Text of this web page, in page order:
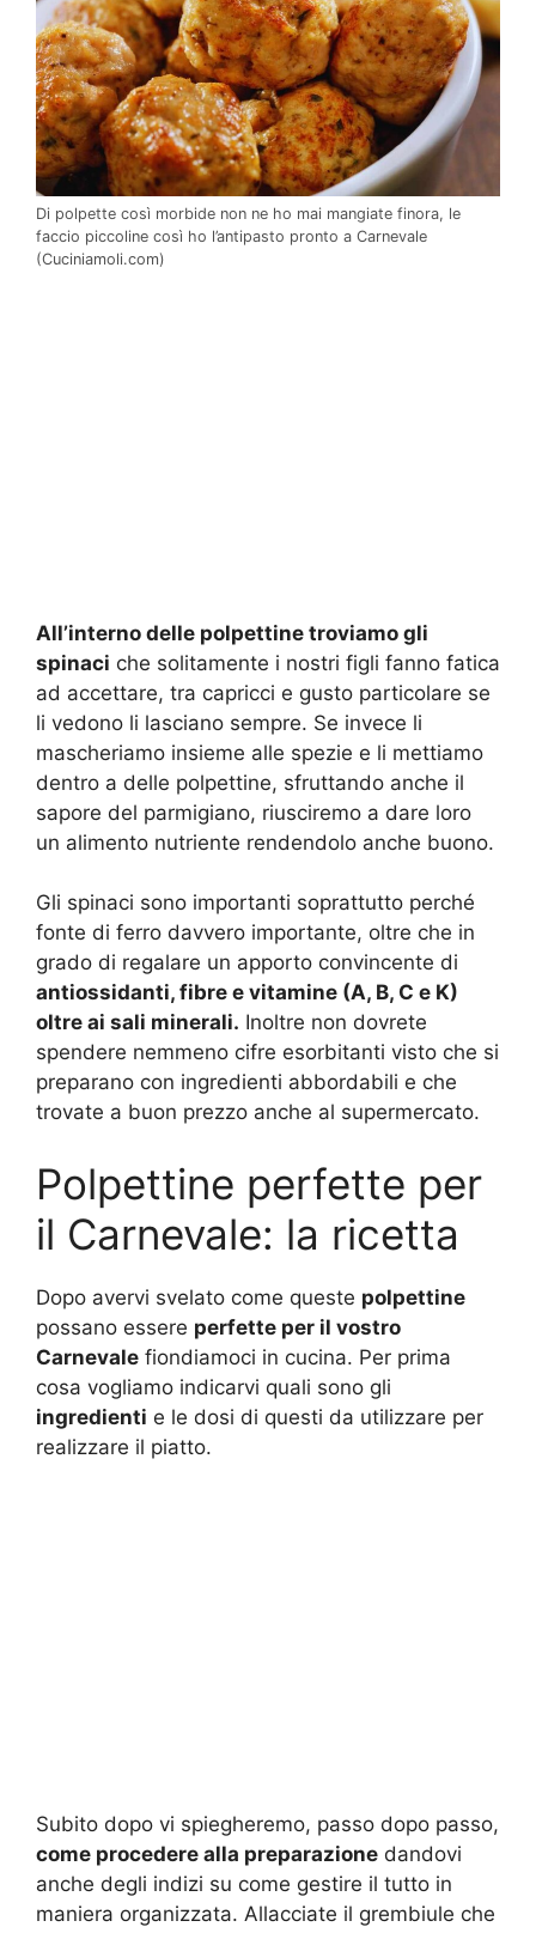
Di polpette così morbide non ne ho mai mangiate finora, le
faccio piccoline così ho l’antipasto pronto a Carnevale
(Cuciniamoli.com)
All’interno delle polpettine troviamo gli
spinaci che solitamente i nostri figli fanno fatica
ad accettare, tra capricci e gusto particolare se
li vedono li lasciano sempre. Se invece li
mascheriamo insieme alle spezie e li mettiamo
dentro a delle polpettine, sfruttando anche il
sapore del parmigiano, riusciremo a dare loro
un alimento nutriente rendendolo anche buono.
Gli spinaci sono importanti soprattutto perché
fonte di ferro davvero importante, oltre che in
grado di regalare un apporto convincente di
antiossidanti, fibre e vitamine (A, B, C e K)
oltre ai sali minerali. Inoltre non dovrete
spendere nemmeno cifre esorbitanti visto che si
preparano con ingredienti abbordabili e che
trovate a buon prezzo anche al supermercato.
Polpettine perfette per
il Carnevale: la ricetta
Dopo avervi svelato come queste polpettine
possano essere perfette per il vostro
Carnevale fiondiamoci in cucina. Per prima
cosa vogliamo indicarvi quali sono gli
ingredienti e le dosi di questi da utilizzare per
realizzare il piatto.
Subito dopo vi spiegheremo, passo dopo passo,
come procedere alla preparazione dandovi
anche degli indizi su come gestire il tutto in
maniera organizzata. Allacciate il grembiule che